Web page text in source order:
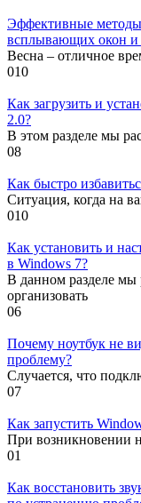
Эффективные
всплывающих окон и
Весна – отличное
010
Как загрузить и
2.0?
В этом разделе мы
08
Как быстро
Ситуация, когда на
010
Как установить и
в Windows 7?
В данном разделе мы
организовать
06
Почему ноутбук не
проблему?
Случается, что
07
Как запустить
При возникновении
01
Как восстановить